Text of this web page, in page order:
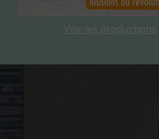
Voir les productions